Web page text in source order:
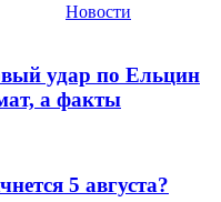
Новости
удар по Ельцин
а факты
5 августа?